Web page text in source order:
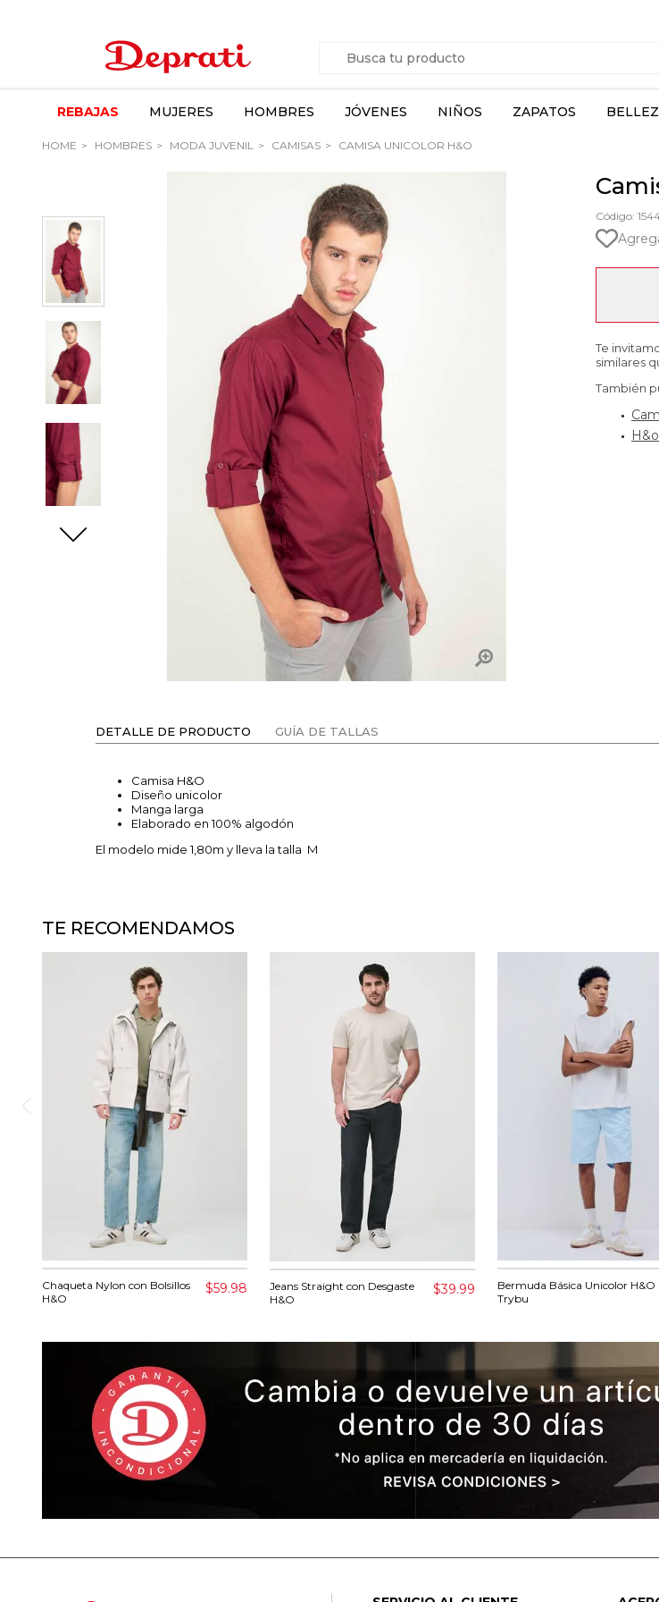
REBAJAS MUJERES HOMBRES JÓVENES NIÑOS ZAPATOS
HOME HOMBRES MODA JUVENIL CAMISAS CAMISA UNICOLOR H&O
Código:
Te
similares
También
H&o
DETALLE DE PRODUCTO GUÍA DE TALLAS
Camisa H&O
Diseño unicolor
Manga larga
Elaborado en 100% algodón
El modelo mide 1,80m y lleva la talla M
TE RECOMENDAMOS
Chaqueta Nylon con Bolsillos
H&O
$59.98
Jeans Straight con Desgaste
H&O
$39.99
Bermuda Básica Unicolor H&O
Trybu